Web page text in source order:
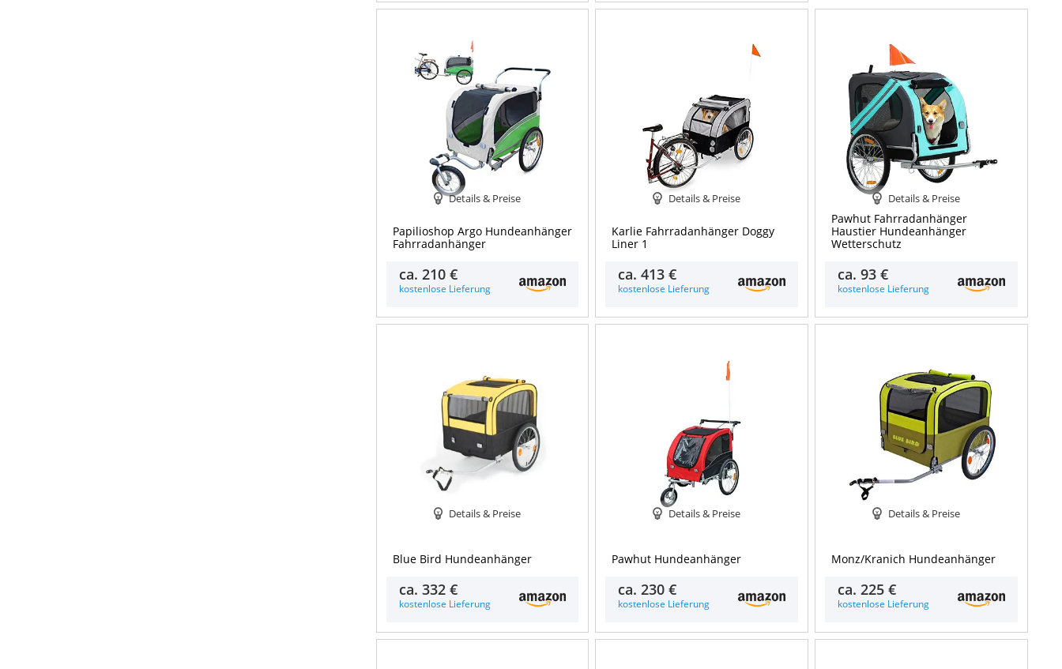
Details & Preise
Papilioshop Argo Hundeanhänger
Fahrradanhänger
ca. 210 €
kostenlose Lieferung
Details & Preise
Karlie Fahrradanhänger Doggy
Liner 1
ca.413 €
kostenlose Lieferung
Details & Preise
Pawhut Fahrradanhänger
Haustier Hundeanhänger
Wetterschutz
ca.93 €
kostenlose Lieferung
Details & Preise
Blue Bird Hundeanhänger
ca. 332 €
kostenlose Lieferung
Details & Preise
Pawhut Hundeanhänger
ca.230 €
kostenlose Lieferung
Details & Preise
Monz/Kranich Hundeanhänger
ca.225 €
kostenlose Lieferung